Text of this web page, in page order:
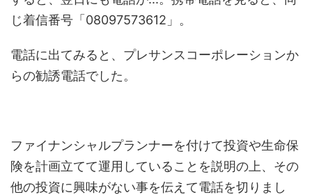
じ着信番号「08097573612」。
電話に出てみると、プレサンスコーポレーションか
らの勧誘電話でした。
ファイナンシャルプランナーを付けて投資や生命保
険を計画立てて運用していることを説明の上、その
他の投資に興味がない事を伝えて電話を切りまし